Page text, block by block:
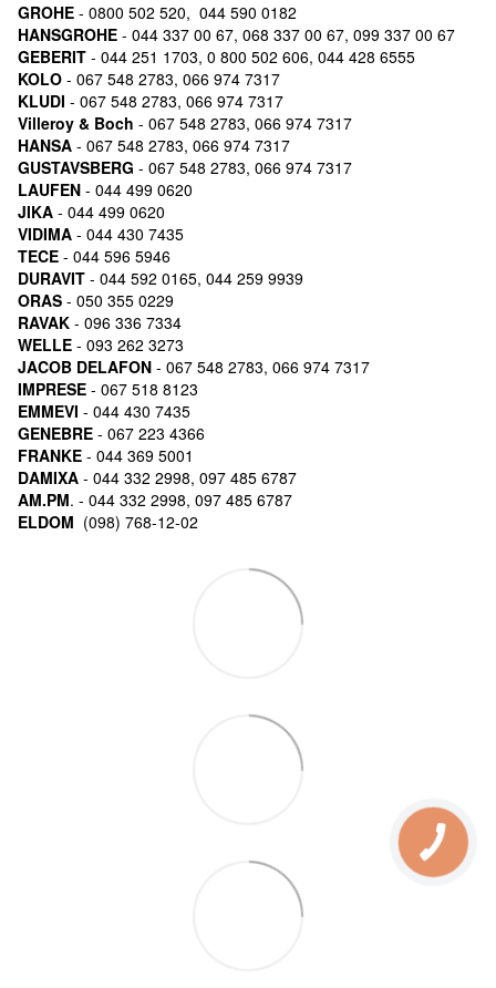
GROHE - 0800 502 520, 044 590 0182
HANSGROHE - 044 337 00 67, 068 337 00 67, 099 337 00 67
GEBERIT - 044 251 1703, 0 800 502 606, 044 428 6555
KOLO - 067 548 2783, 066 974 7317
KLUDI - 067 548 2783, 066 974 7317
Villeroy & Boch - 067 548 2783, 066 974 7317
HANSA - 067 548 2783, 066 974 7317
GUSTAVSBERG - 067 548 2783, 066 974 7317
LAUFEN - 044 499 0620
JIKA - 044 499 0620
VIDIMA - 044 430 7435
TECE - 044 596 5946
DURAVIT - 044 592 0165, 044 259 9939
ORAS - 050 355 0229
RAVAK - 096 336 7334
WELLE - 093 262 3273
JACOB DELAFON - 067 548 2783, 066 974 7317
IMPRESE - 067 518 8123
EMMEVI - 044 430 7435
GENEBRE - 067 223 4366
FRANKE - 044 369 5001
DAMIXA - 044 332 2998, 097 485 6787
AM.PM. - 044 332 2998, 097 485 6787
ELDOM (098) 768-12-02